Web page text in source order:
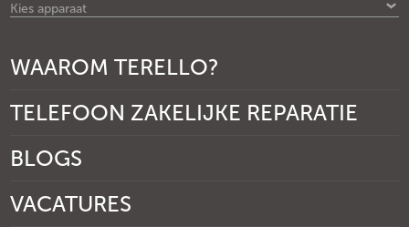
Kies apparaat
WAAROM TERELLO?
TELEFOON ZAKELIJKE REPARATIE
BLOGS
VACATURES